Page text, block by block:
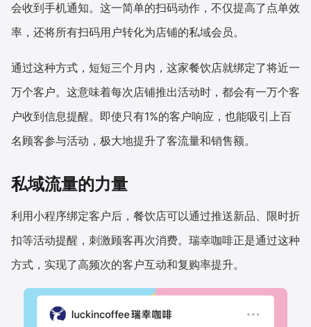
合作共进
入驻有赞 认证代理商
认证服务商 设计服务商
有赞云 数据通服务
会收到手机通知。这一简单的扫码动作，不仅提高了点单效
率，还将所有扫码用户转化为店铺的私域会员。
通过这种方式，短短三个月内，这家餐饮店就绑定了将近一
万个客户。这意味着每次店铺推出活动时，都会有一万个客
户收到信息提醒。即使只有1%的客户响应，也能吸引上百
名顾客参与活动，极大地提升了客流量和销售额。
私域流量的力量
利用小程序绑定客户后，餐饮店可以通过推送新品、限时折
扣等活动提醒，刺激顾客再次消费。瑞幸咖啡正是通过这种
方式，实现了高频次的客户互动和复购率提升。